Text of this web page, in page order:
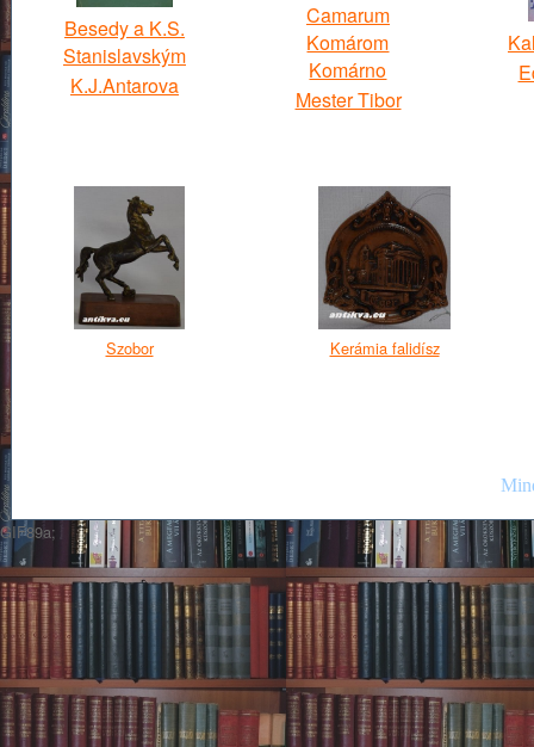
Besedy a K.S.
Stanislavským
K.J.Antarova
Camarum
Komárom
Komárno
Mester Tibor
Szobor Kerámia falidísz
GIF89a;